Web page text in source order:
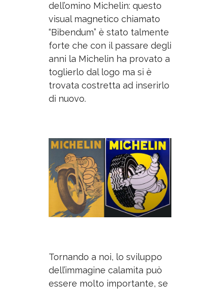
dell’omino Michelin: questo
visual magnetico chiamato
“Bibendum” è stato talmente
forte che con il passare degli
anni la Michelin ha provato a
toglierlo dal logo ma si è
trovata costretta ad inserirlo
di nuovo.
Tornando a noi, lo sviluppo
dell’immagine calamita può
essere molto importante, se